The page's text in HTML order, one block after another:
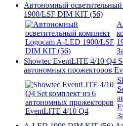
Автономный
1900/LSF DIM KIT (56)
Showtec EventLITE 4/10 Q4
автономных прожекторов